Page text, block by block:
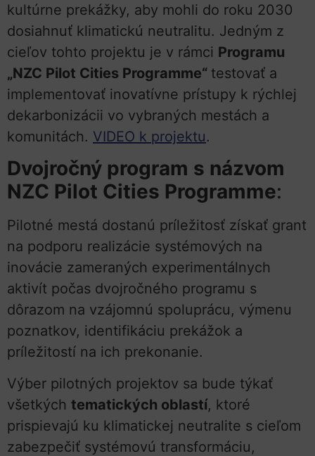
kultúrne prekážky, aby mohli do roku 2030
dosiahnuť klimatickú neutralitu. Jedným z
cieľov tohto projektu je v rámci Programu
„NZC Pilot Cities Programme“ testovať a
implementovať inovatívne prístupy k rýchlej
dekarbonizácii vo vybraných mestách a
komunitách. VIDEO k projektu.
Dvojročný program s názvom
NZC Pilot Cities Programme:
Pilotné mestá dostanú príležitosť získať grant
na podporu realizácie systémových na
inovácie zameraných experimentálnych
aktivít počas dvojročného programu s
dôrazom na vzájomnú spoluprácu, výmenu
poznatkov, identifikáciu prekážok a
príležitostí na ich prekonanie.
Výber pilotných projektov sa bude týkať
všetkých tematických oblastí, ktoré
prispievajú ku klimatickej neutralite s cieľom
zabezpečiť systémovú transformáciu,